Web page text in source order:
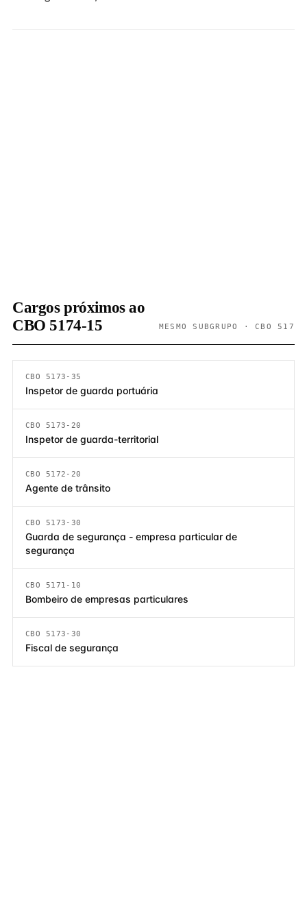
Cargos próximos ao
CBO 5174-15
MESMO SUBGRUPO · CBO 517
CBO 5173-35
Inspetor de guarda portuária
CBO 5173-20
Inspetor de guarda-territorial
CBO 5172-20
Agente de trânsito
CBO 5173-30
Guarda de segurança - empresa particular de
segurança
CBO 5171-10
Bombeiro de empresas particulares
CBO 5173-30
Fiscal de segurança